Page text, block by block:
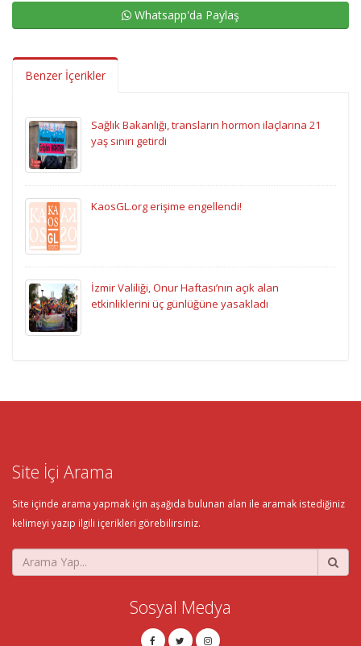
Whatsapp'da Paylaş
Benzer İçerikler
Sağlık Bakanlığı, transların hormon ilaçlarına 21
yaş sınırı getirdi
KaosGL.org erişime engellendi!
İzmir Valiliği, Onur Haftası’nın açık alan
etkinliklerini üç günlüğüne yasakladı
Site İçi Arama
Site içinde arama yapmak için aşağıda bulunan alan ile aramak istediğiniz
kelimeyi yazıp ilgili içerikleri görebilirsiniz.
Sosyal Medya